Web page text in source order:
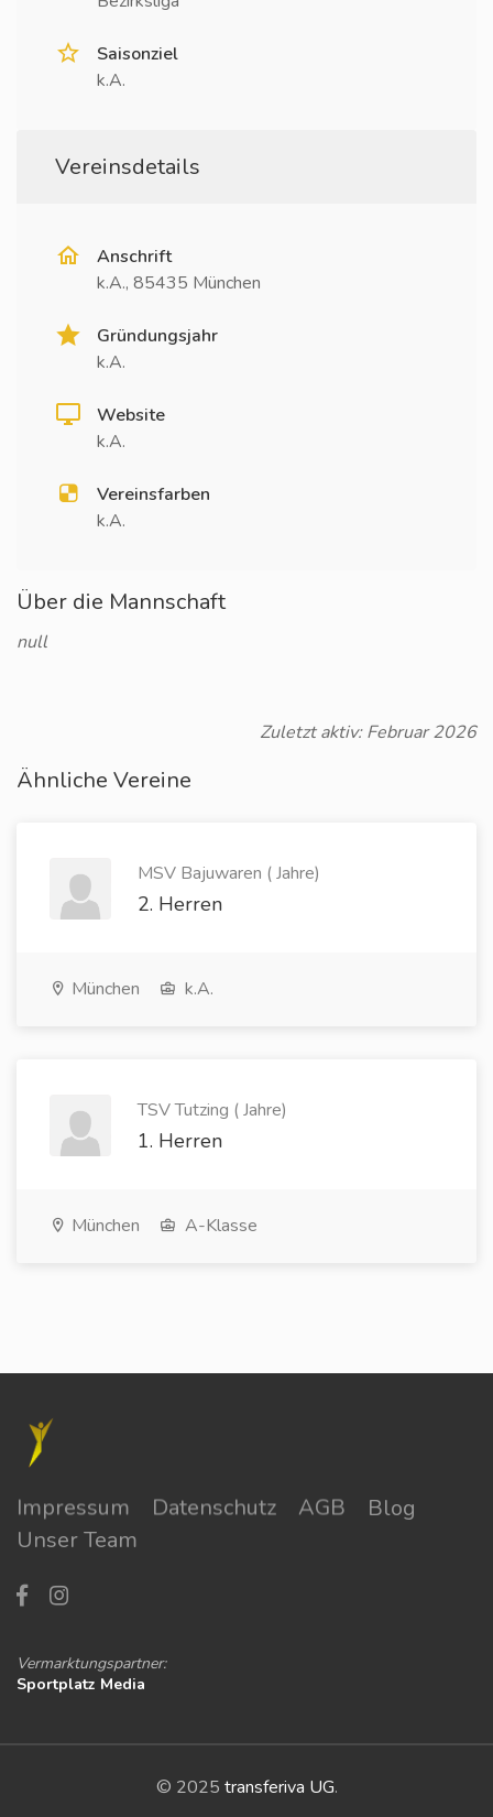
Saisonziel
k.A.
Vereinsdetails
Anschrift
k.A., 85435 München
Gründungsjahr
k.A.
Website
k.A.
Vereinsfarben
k.A.
Über die Mannschaft
null
Zuletzt aktiv: Februar 2026
Ähnliche Vereine
MSV Bajuwaren ( Jahre)
2. Herren
München k.A.
TSV Tutzing ( Jahre)
1. Herren
München A-Klasse
Impressum Datenschutz AGB
Blog
Unser Team
Vermarktungspartner:
Sportplatz Media
© 2025 transferiva UG.